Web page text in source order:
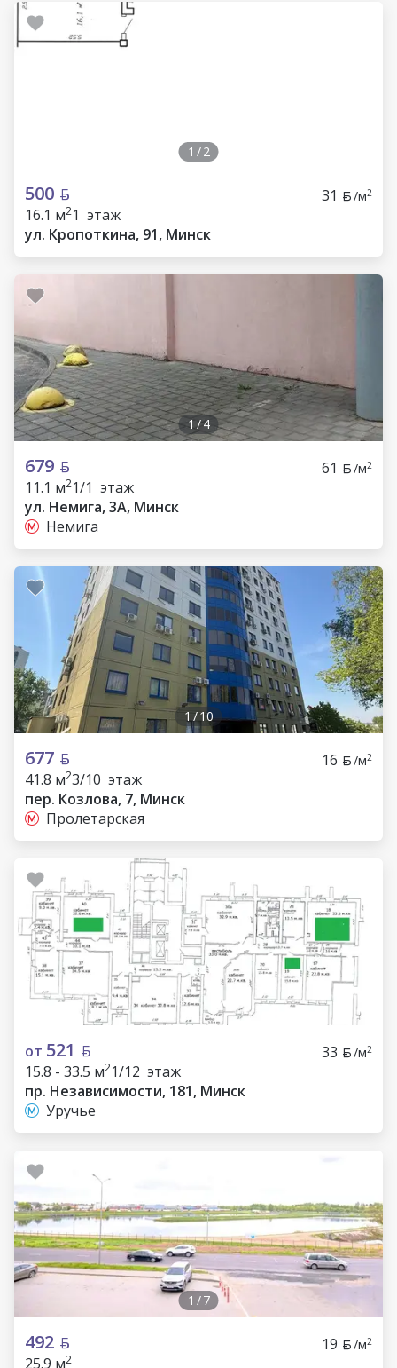
1 /2
500 31 /м2
16.1 м21 этаж
ул. Кропоткина, 91, Минск
1/4
679 61 /м2
11.1 м21/1 этаж
ул. Немига, 3А, Минск
Немига
1/10
677 16 /м2
41.8 м23/10 этаж
пер. Козлова, 7, Минск
Пролетарская
от 521 33 /м2
15.8 - 33.5 м21/12 этаж
пр. Независимости, 181, Минск
Уручье
1 /7
492 19 /м2
25.9 м2